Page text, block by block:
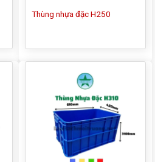
Thùng nhựa đặc H250